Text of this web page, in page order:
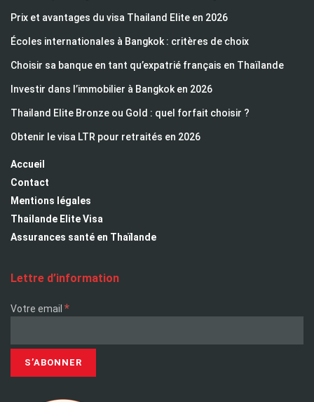
Prix et avantages du visa Thailand Elite en 2026
Écoles internationales à Bangkok : critères de choix
Choisir sa banque en tant qu’expatrié français en Thaïlande
Investir dans l’immobilier à Bangkok en 2026
Thailand Elite Bronze ou Gold : quel forfait choisir ?
Obtenir le visa LTR pour retraités en 2026
Accueil
Contact
Mentions légales
Thailande Elite Visa
Assurances santé en Thaïlande
Lettre d’information
Votre email *